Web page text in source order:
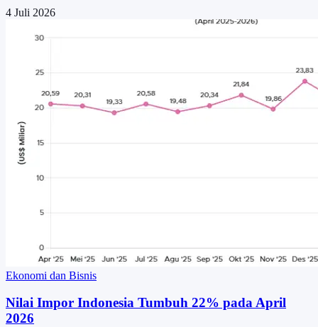
4 Juli 2026
Ekonomi dan Bisnis
Nilai Impor Indonesia Tumbuh 22% pada April
2026